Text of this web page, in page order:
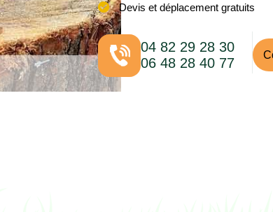
Devis et déplacement gratuits
04 82 29 28 30
06 48 28 40 77